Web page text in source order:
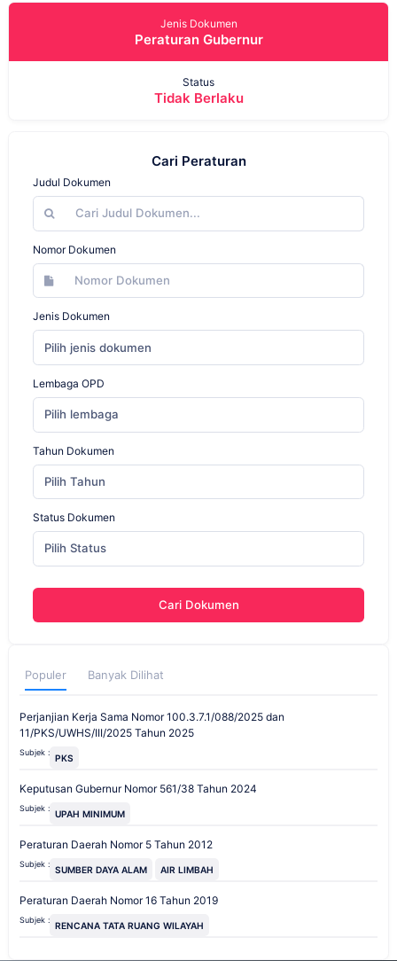
Jenis Dokumen
Peraturan Gubernur
Status
Tidak Berlaku
Cari Peraturan
Judul Dokumen
Nomor Dokumen
Jenis Dokumen
Pilih jenis dokumen
Lembaga OPD
Pilih lembaga
Tahun Dokumen
Pilih Tahun
Status Dokumen
Pilih Status
Cari Dokumen
Populer Banyak Dilihat
Perjanjian Kerja Sama Nomor 100.3.7.1/088/2025 dan
11/PKS/UWHS/III/2025 Tahun 2025
Subjek : PKS
Keputusan Gubernur Nomor 561/38 Tahun 2024
Subjek : UPAH MINIMUM
Peraturan Daerah Nomor 5 Tahun 2012
Subjek : SUMBER DAYA ALAM AIR LIMBAH
Peraturan Daerah Nomor 16 Tahun 2019
Subjek : RENCANA TATA RUANG WILAYAH